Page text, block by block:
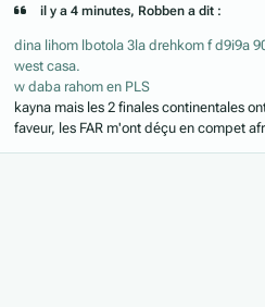
il y a 4 minutes, Robben a dit :
dina lihom lbotola 3la drehkom f d9i9a
west casa.
w daba rahom en PLS
kayna mais les 2 finales continentales
faveur, les FAR m'ont déçu en compet